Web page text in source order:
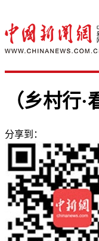
（乡村行
分享到：